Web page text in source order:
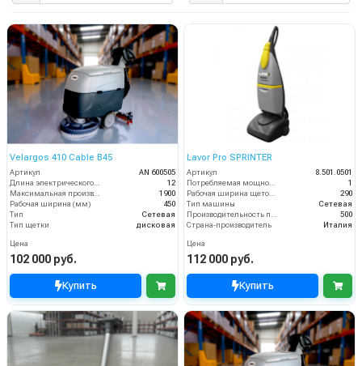
Velargos 410 Cable B45
Артикул
AN 600505
12
1900
Рабочая ширина (мм)
450
Тип
Сетевая
Тип щетки
дисковая
Цена
102 000 руб.
Купить
Lavor Pro SPRINTER
Артикул
8.501.0501
1
290
Тип машины
Сетевая
500
Страна-производитель
Италия
Цена
112 000 руб.
Купить